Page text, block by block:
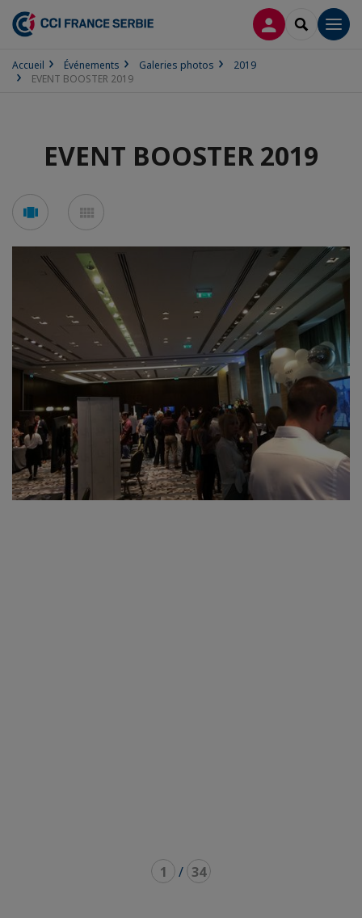
CONNEXION
Accueil Événements Galeries photos
2019
EVENT BOOSTER 2019
EVENT BOOSTER 2019
Voir
en
carousel
en
mosaïque
1 / 34